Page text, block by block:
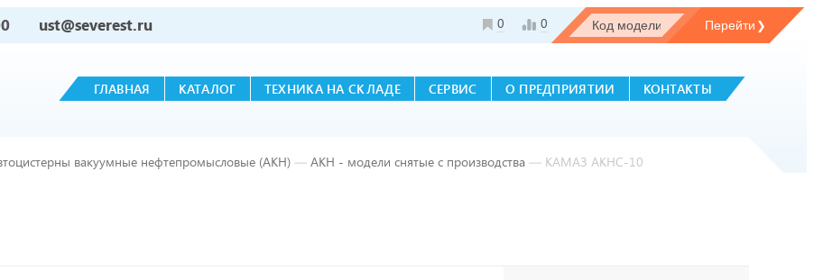
ust@severest.ru 0 0
ГЛАВНАЯ КАТАЛОГ ТЕХНИКА НА СКЛАДЕ СЕРВИС О ПРЕДПРИЯТИИ КОНТАКТЫ
вакуумные нефтепромысловые (АКН) — АКН - модели снятые с производства — КАМАЗ АКНС-10